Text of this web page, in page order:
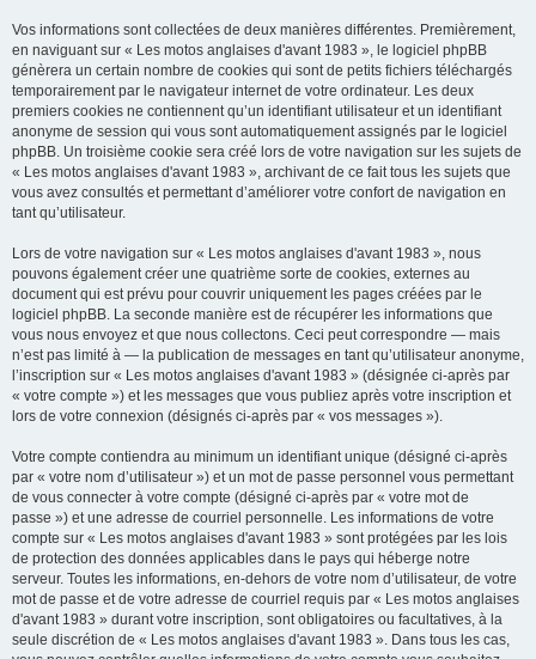
Vos informations sont collectées de deux manières différentes. Premièrement,
en naviguant sur « Les motos anglaises d'avant 1983 », le logiciel phpBB
génèrera un certain nombre de cookies qui sont de petits fichiers téléchargés
temporairement par le navigateur internet de votre ordinateur. Les deux
premiers cookies ne contiennent qu’un identifiant utilisateur et un identifiant
anonyme de session qui vous sont automatiquement assignés par le logiciel
phpBB. Un troisième cookie sera créé lors de votre navigation sur les sujets de
« Les motos anglaises d'avant 1983 », archivant de ce fait tous les sujets que
vous avez consultés et permettant d’améliorer votre confort de navigation en
tant qu’utilisateur.
Lors de votre navigation sur « Les motos anglaises d'avant 1983 », nous
pouvons également créer une quatrième sorte de cookies, externes au
document qui est prévu pour couvrir uniquement les pages créées par le
logiciel phpBB. La seconde manière est de récupérer les informations que
vous nous envoyez et que nous collectons. Ceci peut correspondre — mais
n’est pas limité à — la publication de messages en tant qu’utilisateur anonyme,
l’inscription sur « Les motos anglaises d'avant 1983 » (désignée ci-après par
« votre compte ») et les messages que vous publiez après votre inscription et
lors de votre connexion (désignés ci-après par « vos messages »).
Votre compte contiendra au minimum un identifiant unique (désigné ci-après
par « votre nom d’utilisateur ») et un mot de passe personnel vous permettant
de vous connecter à votre compte (désigné ci-après par « votre mot de
passe ») et une adresse de courriel personnelle. Les informations de votre
compte sur « Les motos anglaises d'avant 1983 » sont protégées par les lois
de protection des données applicables dans le pays qui héberge notre
serveur. Toutes les informations, en-dehors de votre nom d’utilisateur, de votre
mot de passe et de votre adresse de courriel requis par « Les motos anglaises
d'avant 1983 » durant votre inscription, sont obligatoires ou facultatives, à la
seule discrétion de « Les motos anglaises d'avant 1983 ». Dans tous les cas,